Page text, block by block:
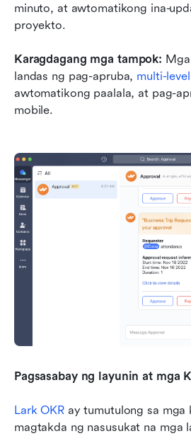
minuto, at awtomatikong ina-
proyekto.
Karagdagang mga tampok:
landas ng pag-apruba, multi-
awtomatikong paalala, at pag-
mobile.
Pagsasabay ng layunin at mga
Lark OKR ay tumutulong sa mga
magtakda ng nasusukat na mga